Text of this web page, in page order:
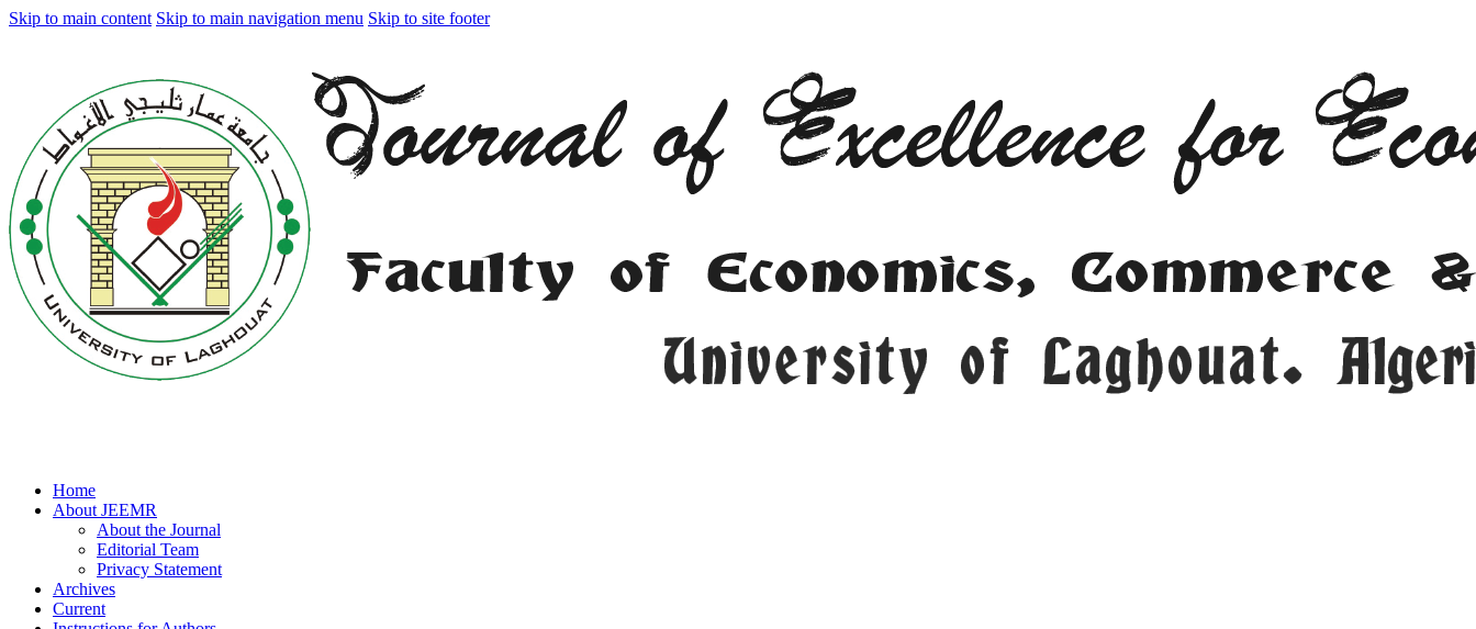
Skip to main content Skip to main navigation menu Skip to site footer
Home
About JEEMR
About the Journal
Editorial Team
Privacy Statement
Archives
Current